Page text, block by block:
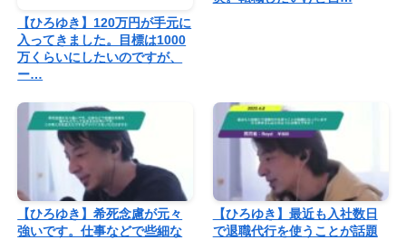
【ひろゆき】120万円が手元に
入ってきました。目標は1000
万くらいにしたいのですが、
ー…
【ひろゆき】希死念慮が元々
強いです。仕事などで些細な
【ひろゆき】最近も入社数日
で退職代行を使うことが話題